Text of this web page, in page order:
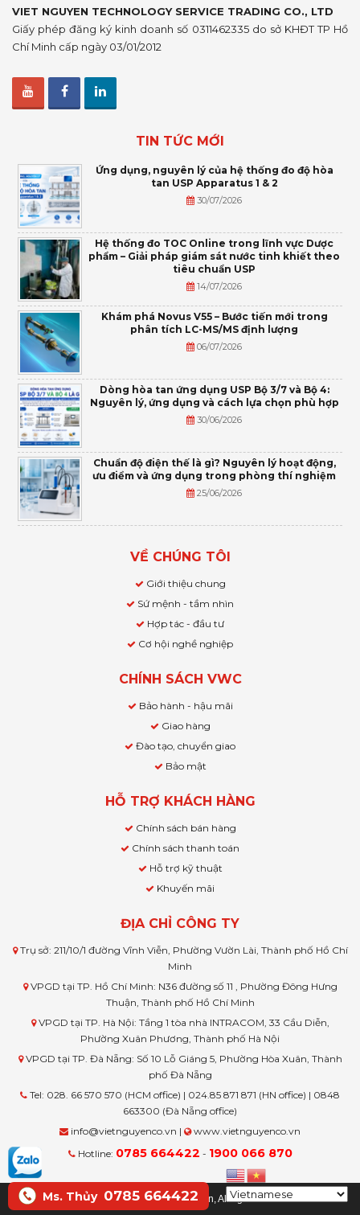
VIET NGUYEN TECHNOLOGY SERVICE TRADING CO., LTD
Giấy phép đăng ký kinh doanh số 0311462335 do sở KHĐT TP Hồ
Chí Minh cấp ngày 03/01/2012
TIN TỨC MỚI
Ứng dụng, nguyên lý của hệ thống đo độ hòa
tan USP Apparatus 1 & 2
30/07/2026
Hệ thống đo TOC Online trong lĩnh vực Dược
phẩm – Giải pháp giám sát nước tinh khiết theo
tiêu chuẩn USP
14/07/2026
Khám phá Novus V55 – Bước tiến mới trong
phân tích LC-MS/MS định lượng
06/07/2026
Dòng hòa tan ứng dụng USP Bộ 3/7 và Bộ 4:
Nguyên lý, ứng dụng và cách lựa chọn phù hợp
30/06/2026
Chuẩn độ điện thế là gì? Nguyên lý hoạt động,
ưu điểm và ứng dụng trong phòng thí nghiệm
25/06/2026
VỀ CHÚNG TÔI
Giới thiệu chung
Sứ mệnh - tầm nhìn
Hợp tác - đầu tư
Cơ hội nghề nghiệp
CHÍNH SÁCH VWC
Bảo hành - hậu mãi
Giao hàng
Đào tạo, chuyển giao
Bảo mật
HỖ TRỢ KHÁCH HÀNG
Chính sách bán hàng
Chính sách thanh toán
Hỗ trợ kỹ thuật
Khuyến mãi
ĐỊA CHỈ CÔNG TY
Trụ sở: 211/10/1 đường Vĩnh Viễn, Phường Vườn Lài, Thành phố Hồ Chí
Minh
VPGD tại TP. Hồ Chí Minh: N36 đường số 11 , Phường Đông Hưng
Thuận, Thành phố Hồ Chí Minh
VPGD tại TP. Hà Nội: Tầng 1 tòa nhà INTRACOM, 33 Cầu Diễn,
Phường Xuân Phương, Thành phố Hà Nội
VPGD tại TP. Đà Nẵng: Số 10 Lỗ Giáng 5, Phường Hòa Xuân, Thành
phố Đà Nẵng
Tel: 028. 66 570 570 (HCM office) | 024.85 871 871 (HN office) | 0848
663300 (Đà Nẵng office)
info@vietnguyenco.vn |
www.vietnguyenco.vn
Hotline: 0785 664422 - 1900 066 870
© Copyright www.vietnguyenco.vn, All rights reserved
Ms. Thủy 0785 664422